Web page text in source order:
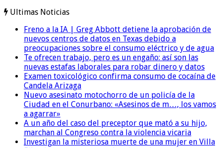
Ultimas Noticias
Freno a la IA | Greg Abbott detiene la aprobación de
nuevos centros de datos en Texas debido a
preocupaciones sobre el consumo eléctrico y de agua
Te ofrecen trabajo, pero es un engaño: así son las
nuevas estafas laborales para robar dinero y datos
Examen toxicológico confirma consumo de cocaína de
Candela Arizaga
Nuevo asesinato motochorro de un policía de la
Ciudad en el Conurbano: «Asesinos de m…, los vamos
a agarrar»
A un año del caso del preceptor que mató a su hijo,
marchan al Congreso contra la violencia vicaria
Investigan la misteriosa muerte de una mujer en Villa